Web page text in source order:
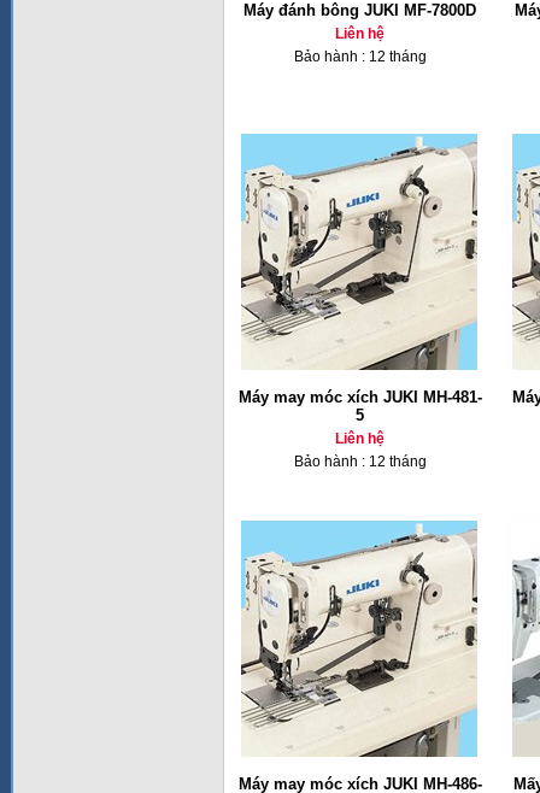
Máy đánh bông JUKI MF-7800D
Liên hệ
Bảo hành : 12 tháng
Máy may móc xích JUKI MH-481-
5
Liên hệ
Bảo hành : 12 tháng
Máy may móc xích JUKI MH-486-